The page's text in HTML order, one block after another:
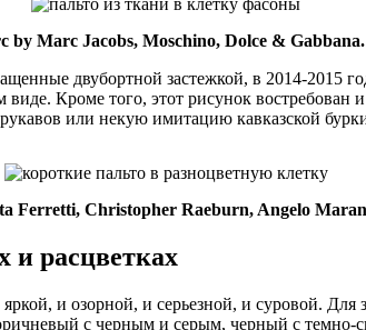
by Marc Jacobs, Moschino, Dolce & Gabbana.
двубортной застежкой, в 2014-2015
Кроме того, этот рисунок востребован
или некую имитацию кавказской
Ferretti, Christopher Raeburn, Angelo
и расцветках
и озорной, и серьезной, и суровой.
с черным и серым, черный с